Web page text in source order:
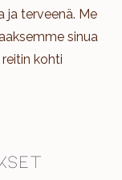
ja terveenä. Me
sinua
kohti